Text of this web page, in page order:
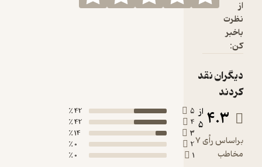
نظرت
باخبر
کن:
دیگران نقد
کردند
4.3 از
5
براساس رأی 7
مخاطب
5
42 ٪
4
42 ٪
14 ٪
2